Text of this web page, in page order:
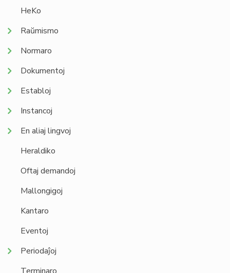
HeKo
Raŭmismo
Normaro
Dokumentoj
Establoj
Instancoj
En aliaj lingvoj
Heraldiko
Oftaj demandoj
Mallongigoj
Kantaro
Eventoj
Periodaĵoj